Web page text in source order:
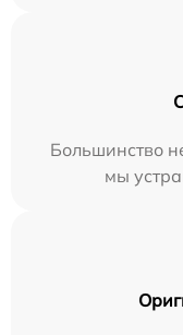
Большинство
мы